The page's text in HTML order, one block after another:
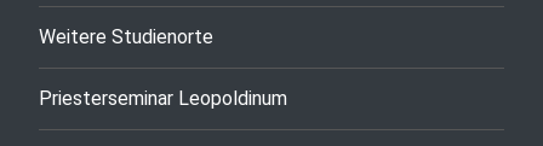
Weitere Studienorte
Priesterseminar Leopoldinum